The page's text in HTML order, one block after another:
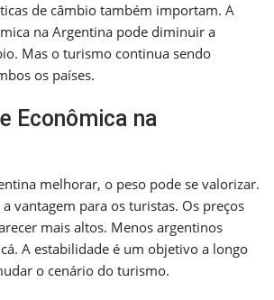
de câmbio também importam. A
na Argentina pode diminuir a
Mas o turismo continua sendo
os países.
Econômica na
melhorar, o peso pode se valorizar.
vantagem para os turistas. Os preços
mais altos. Menos argentinos
A estabilidade é um objetivo a longo
o cenário do turismo.